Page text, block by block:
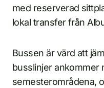
med reserverad
lokal transfer från
Bussen är värd att
busslinjer ankommer
semesterområdena,